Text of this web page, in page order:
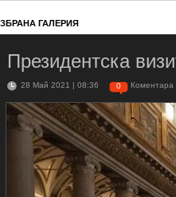
ГАЛЕРИЯ
Президентска
28 Май 2021 | 08:36 0 Коментара